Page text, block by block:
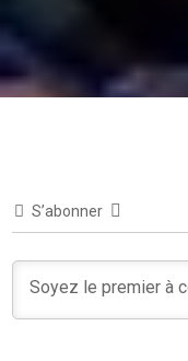
S’abonner